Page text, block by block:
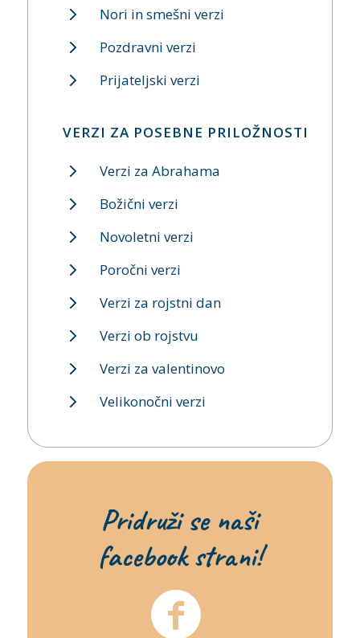
Nori in smešni verzi
Pozdravni verzi
Prijateljski verzi
VERZI ZA POSEBNE PRILOŽNOSTI
Verzi za Abrahama
Božični verzi
Novoletni verzi
Poročni verzi
Verzi za rojstni dan
Verzi ob rojstvu
Verzi za valentinovo
Velikonočni verzi
Pridruži se naši
facebook strani!